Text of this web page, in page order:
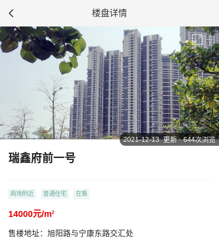
楼盘详情
瑞鑫府前一号
商场附近 普通住宅 在售
14000元/m2
售楼地址：旭阳路与宁康东路交汇处
2021-12-13 更新 · 644次浏览